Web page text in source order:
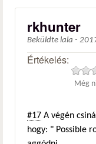
rkhunter
Beküldte lala -
Értékelés:
Még
#17 A végén
hogy: " Possible